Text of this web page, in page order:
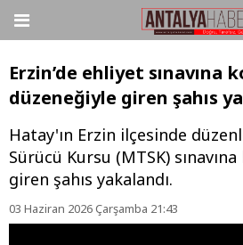
Erzin’de ehliyet sınavına
düzeneğiyle giren şahıs
Hatay'ın Erzin ilçesinde
Sürücü Kursu (MTSK)
giren şahıs yakalandı.
03 Haziran 2026 Çarşamba 21:43